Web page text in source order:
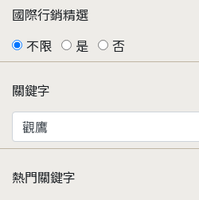
國際行銷精選
不限
是 否
關鍵字
熱門關鍵字